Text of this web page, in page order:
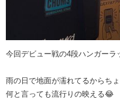
今回デビュー戦の4段ハンガーラ
雨の日で地面が濡れてるからち
何と言っても流行りの映える😂